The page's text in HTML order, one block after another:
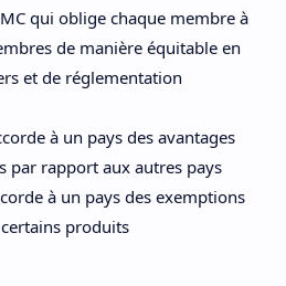
qui oblige chaque membre à
de manière équitable en
et de réglementation
à un pays des avantages
par rapport aux autres pays
à un pays des exemptions
produits